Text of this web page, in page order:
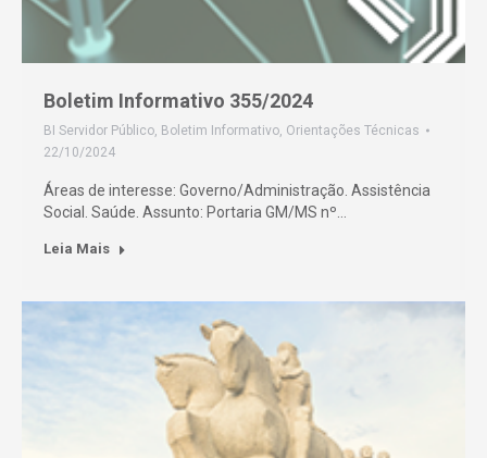
Boletim Informativo 355/2024
BI Servidor Público, Boletim Informativo, Orientações Técnicas
22/10/2024
Áreas de interesse: Governo/Administração. Assistência
Social. Saúde. Assunto: Portaria GM/MS nº…
Leia Mais